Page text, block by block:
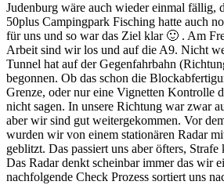
Judenburg wäre auch wieder einmal fällig,
50plus Campingpark Fisching hatte auch
für uns und so war das Ziel klar 🙂 . Am
Arbeit sind wir los und auf die A9. Nicht
Tunnel hat auf der Gegenfahrbahn
begonnen. Ob das schon die
Grenze, oder nur eine Vignetten Kontrolle
nicht sagen. In unsere Richtung war zwar
aber wir sind gut weitergekommen. Vor
wurden wir von einem stationären Radar
geblitzt. Das passiert uns aber öfters, Strafe
Das Radar denkt scheinbar immer das wir
nachfolgende Check Prozess sortiert uns